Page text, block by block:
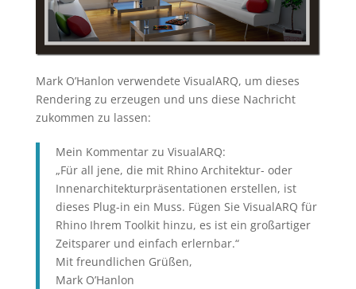
Mark O’Hanlon verwendete VisualARQ, um dieses
Rendering zu erzeugen und uns diese Nachricht
zukommen zu lassen:
Mein Kommentar zu VisualARQ:
„Für all jene, die mit Rhino Architektur- oder
Innenarchitekturpräsentationen erstellen, ist
dieses Plug-in ein Muss. Fügen Sie VisualARQ für
Rhino Ihrem Toolkit hinzu, es ist ein großartiger
Zeitsparer und einfach erlernbar.“
Mit freundlichen Grüßen,
Mark O’Hanlon